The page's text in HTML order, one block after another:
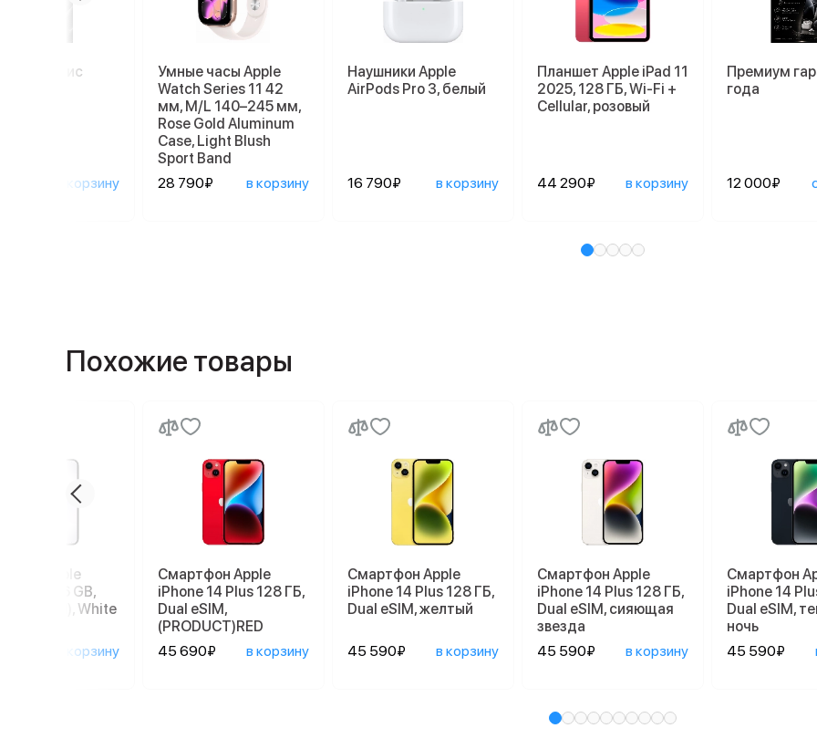
сервис
в корзину
Умные часы Apple
Watch Series 11 42
мм, M/L 140–245 мм,
Rose Gold Aluminum
Case, Light Blush
Sport Band
28 790₽
в корзину
Наушники Apple
AirPods Pro 3, белый
16 790₽ в корзину
Планшет Apple iPad 11
2025, 128 ГБ, Wi-Fi +
Cellular, розовый
44 290₽ в корзину
Премиум
года
12 000₽
Похожие товары
Apple
17e 256 GB,
(eSIM), White
в корзину
Смартфон Apple
iPhone 14 Plus 128 ГБ,
Dual еSIM,
(PRODUCT)RED
45 690₽
в корзину
Смартфон Apple
iPhone 14 Plus 128 ГБ,
Dual еSIM, желтый
45 590₽ в корзину
Смартфон Apple
iPhone 14 Plus 128 ГБ,
Dual еSIM, сияющая
звезда
45 590₽
в корзину
Смартфон
iPhone 14
Dual еSIM,
ночь
45 590₽